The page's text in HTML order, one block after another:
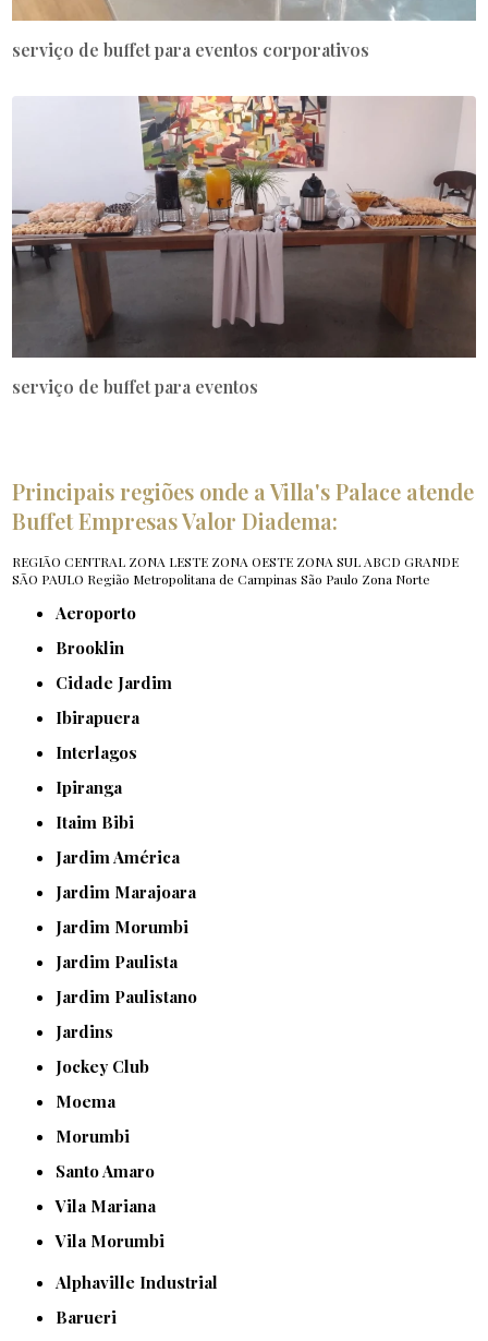
serviço de buffet para eventos corporativos
serviço de buffet para eventos
Principais regiões onde a Villa's Palace atende
Buffet Empresas Valor Diadema:
REGIÃO CENTRAL ZONA LESTE ZONA OESTE ZONA SUL ABCD GRANDE
SÃO PAULO Região Metropolitana de Campinas São Paulo Zona Norte
Aeroporto
Brooklin
Cidade Jardim
Ibirapuera
Interlagos
Ipiranga
Itaim Bibi
Jardim América
Jardim Marajoara
Jardim Morumbi
Jardim Paulista
Jardim Paulistano
Jardins
Jockey Club
Moema
Morumbi
Santo Amaro
Vila Mariana
Vila Morumbi
Alphaville Industrial
Barueri